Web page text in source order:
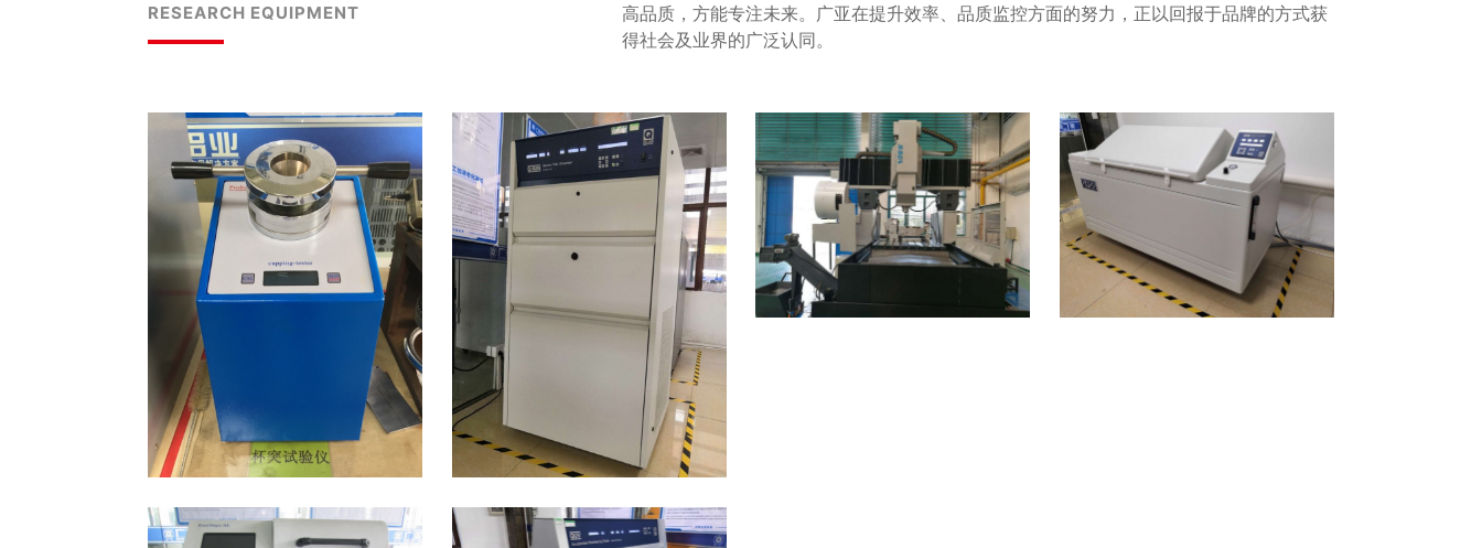
RESEARCH EQUIPMENT
高品质，方能专注未来。广亚在提升效率、品质监控方面的努力，正以回报于品牌的方式获
得社会及业界的广泛认同。